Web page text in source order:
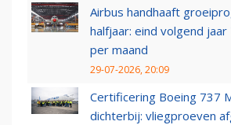
Airbus handhaaft
halfjaar: eind volgend jaar
per maand
29-07-2026, 20:09
Certificering Boeing 737
dichterbij: vliegproeven